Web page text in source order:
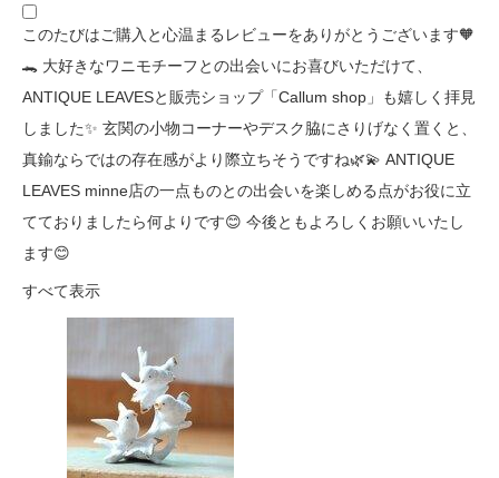
このたびはご購入と心温まるレビューをありがとうございます🧡
🐊 大好きなワニモチーフとの出会いにお喜びいただけて、
ANTIQUE LEAVESと販売ショップ「Callum shop」も嬉しく拝見
しました✨ 玄関の小物コーナーやデスク脇にさりげなく置くと、
真鍮ならではの存在感がより際立ちそうですね🌿💫 ANTIQUE
LEAVES minne店の一点ものとの出会いを楽しめる点がお役に立
てておりましたら何よりです😊 今後ともよろしくお願いいたし
ます😊
すべて表示